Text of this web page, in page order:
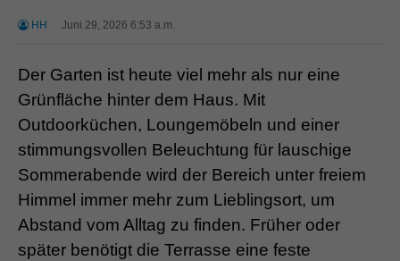
HH Juni 29, 2026 6:53 a.m.
Der Garten ist heute viel mehr als nur eine
Grünfläche hinter dem Haus. Mit
Outdoorküchen, Loungemöbeln und einer
stimmungsvollen Beleuchtung für lauschige
Sommerabende wird der Bereich unter freiem
Himmel immer mehr zum Lieblingsort, um
Abstand vom Alltag zu finden. Früher oder
später benötigt die Terrasse eine feste